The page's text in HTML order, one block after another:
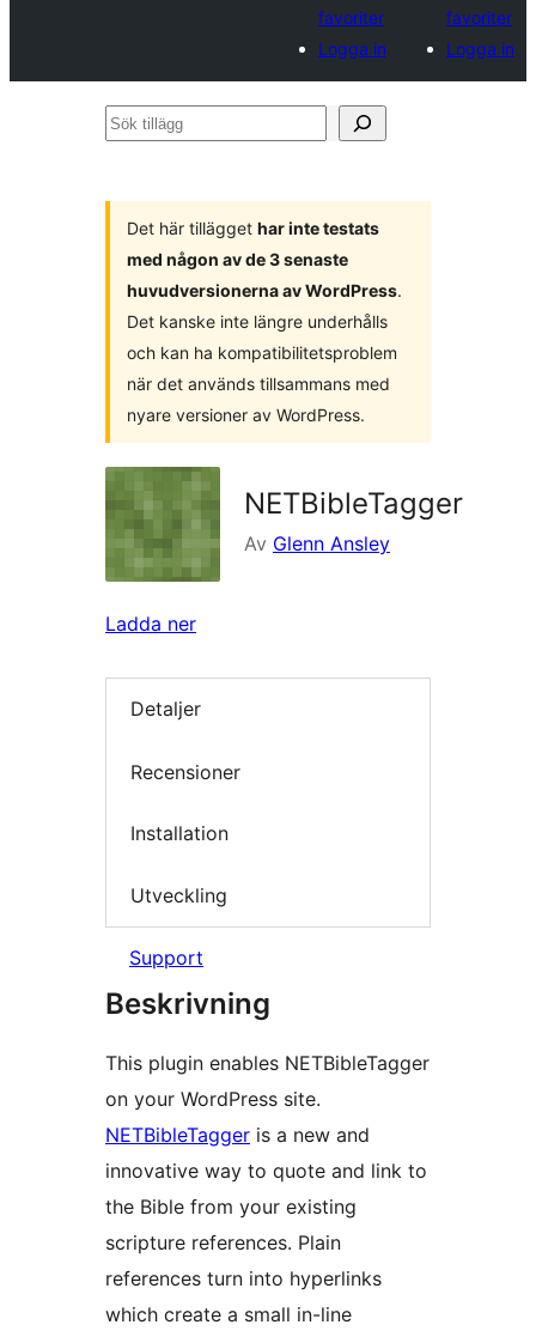
favoriter
Logga in
favoriter
Logga in
Sök
Det här tillägget har inte testats
med någon av de 3 senaste
huvudversionerna av WordPress.
Det kanske inte längre underhålls
och kan ha kompatibilitetsproblem
när det används tillsammans med
nyare versioner av WordPress.
NETBibleTagger
Av Glenn Ansley
Ladda ner
Detaljer
Recensioner
Installation
Utveckling
Support
Beskrivning
This plugin enables NETBibleTagger
on your WordPress site.
NETBibleTagger is a new and
innovative way to quote and link to
the Bible from your existing
scripture references. Plain
references turn into hyperlinks
which create a small in-line